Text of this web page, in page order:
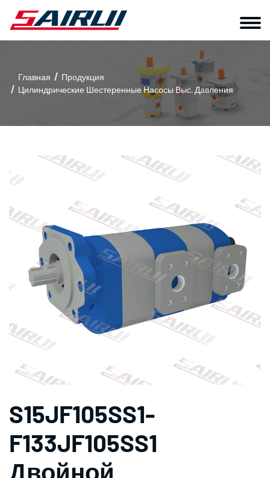
Главная
Продукция
Цилиндрические Шестеренные Насосы Выс. Давления
S15JF105SS1-
F133JF105SS1
Двойной